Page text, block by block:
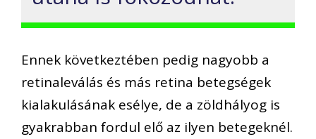
Ennek következtében pedig nagyobb a
retinaleválás és más retina betegségek
kialakulásának esélye, de a zöldhályog is
gyakrabban fordul elő az ilyen betegeknél.